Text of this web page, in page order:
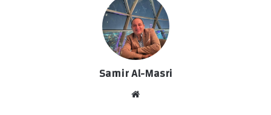
Samir Al-Masri